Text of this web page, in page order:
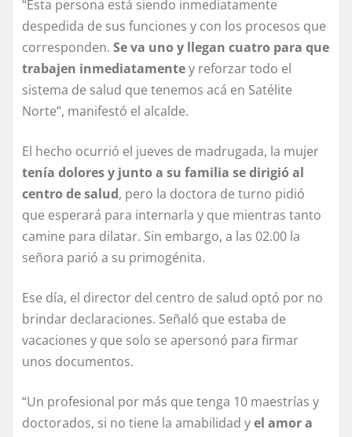
“Esta persona está siendo inmediatamente
despedida de sus funciones y con los procesos que
corresponden. Se va uno y llegan cuatro para que
trabajen inmediatamentey reforzar todo el
sistema de salud que tenemos acá en Satélite
Norte”, manifestó el alcalde.
El hecho ocurrió el jueves de madrugada, la mujer
tenía dolores y junto a su familia se dirigió al
centro de salud, pero la doctora de turno pidió
que esperará para internarla y que mientras tanto
camine para dilatar. Sin embargo, a las 02.00 la
señora parió a su primogénita.
Ese día, el director del centro de salud optó por no
brindar declaraciones. Señaló que estaba de
vacaciones y que solo se apersonó para firmar
unos documentos.
“Un profesional por más que tenga 10 maestrías y
doctorados, si no tiene la amabilidad yel amor a